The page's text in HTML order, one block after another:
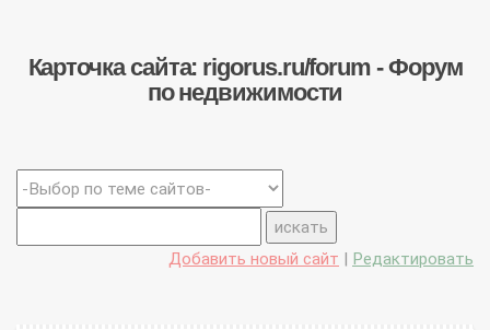
Карточка сайта: rigorus.ru/forum - Форум
по недвижимости
Добавить новый сайт Редактировать